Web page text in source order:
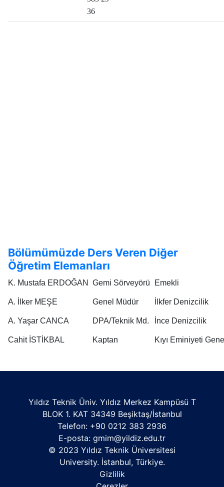
36
Bölümümüzde Ders Veren Diğer
Öğretim Elemanları
K. Mustafa ERDOĞAN Gemi Sörveyörü Emekli
A. İlker MEŞE Genel Müdür İlkfer Denizcilik
A. Yaşar CANCA DPA/Teknik Md. İnce Denizcilik
Cahit İSTİKBAL Kaptan Kıyı Eminiyeti
Yıldız Teknik Üniv. Yıldız Merkez Kampüsü T
BLOK 1. KAT 34349 Beşiktaş/İstanbul
Telefon: +90 0212 383 2936
E-posta: gmim@yildiz.edu.tr
© 2023 Yıldız Teknik Üniversitesi
University. İstanbul, Türkiye.
Gizlilik